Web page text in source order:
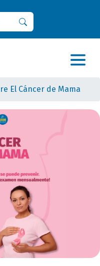
El Cáncer de Mama